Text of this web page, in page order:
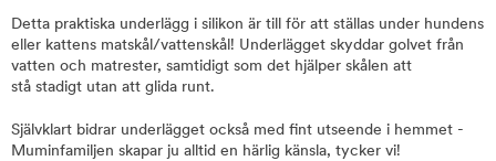
Detta praktiska underlägg i silikon är till för att ställas under hundens
eller kattens matskål/vattenskål! Underlägget skyddar golvet från
vatten och matrester, samtidigt som det hjälper skålen att
stå stadigt utan att glida runt.
Självklart bidrar underlägget också med fint utseende i hemmet -
Muminfamiljen skapar ju alltid en härlig känsla, tycker vi!